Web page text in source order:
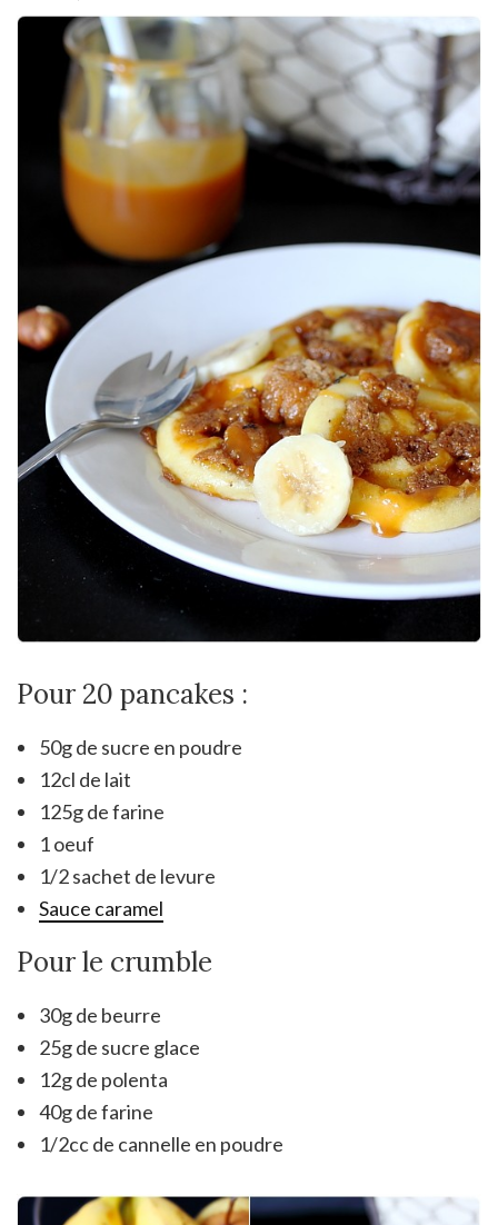
Pour 20 pancakes :
50g de sucre en poudre
12cl de lait
125g de farine
1 oeuf
1/2 sachet de levure
Sauce caramel
Pour le crumble
30g de beurre
25g de sucre glace
12g de polenta
40g de farine
1/2cc de cannelle en poudre